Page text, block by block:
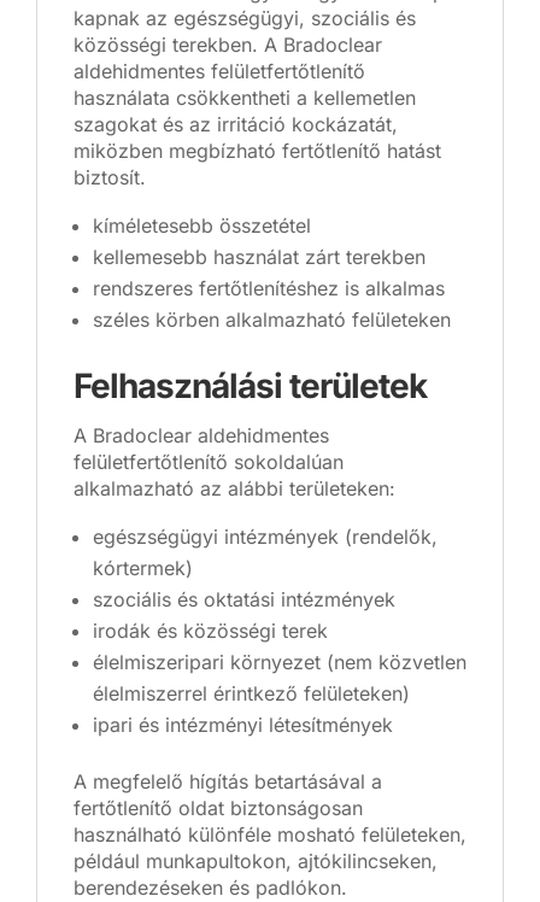
kapnak az egészségügyi, szociális és
közösségi terekben. A Bradoclear
aldehidmentes felületfertőtlenítő
használata csökkentheti a kellemetlen
szagokat és az irritáció kockázatát,
miközben megbízható fertőtlenítő hatást
biztosít.
kíméletesebb összetétel
kellemesebb használat zárt terekben
rendszeres fertőtlenítéshez is alkalmas
széles körben alkalmazható felületeken
Felhasználási területek
A Bradoclear aldehidmentes
felületfertőtlenítő sokoldalúan
alkalmazható az alábbi területeken:
egészségügyi intézmények (rendelők,
kórtermek)
szociális és oktatási intézmények
irodák és közösségi terek
élelmiszeripari környezet (nem közvetlen
élelmiszerrel érintkező felületeken)
ipari és intézményi létesítmények
A megfelelő hígítás betartásával a
fertőtlenítő oldat biztonságosan
használható különféle mosható felületeken,
például munkapultokon, ajtókilincseken,
berendezéseken és padlókon.